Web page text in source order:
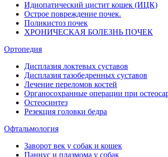
Идиопатический цистит кошек (ИЦК)
Острое повреждение почек.
Поликистоз почек
ХРОНИЧЕСКАЯ БОЛЕЗНЬ ПОЧЕК
Ортопедия
Дисплазия локтевых суставов
Дисплазия тазобедренных суставов
Лечение переломов костей
Органосохранные операции при
Остеосинтез
Резекция головки бедра
Офтальмология
Заворот век у собак и кошек
Паннус и плазмома у собак